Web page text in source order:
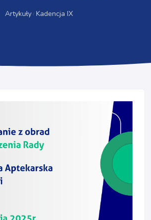
Artykuły Kadencja IX